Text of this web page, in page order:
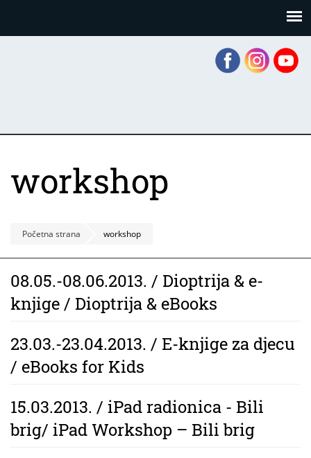
workshop
Početna strana workshop
08.05.-08.06.2013. / Dioptrija & e-
knjige / Dioptrija & eBooks
23.03.-23.04.2013. / E-knjige za djecu
/ eBooks for Kids
15.03.2013. / iPad radionica - Bili
brig/ iPad Workshop – Bili brig